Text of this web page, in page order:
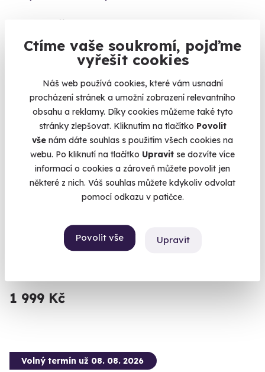
Ctíme vaše soukromí, pojďme
vyřešit cookies
Náš web používá cookies, které vám usnadní
procházení stránek a umožní zobrazení relevantního
obsahu a reklamy. Díky cookies můžeme také tyto
stránky zlepšovat. Kliknutím na tlačítko Povolit
vše nám dáte souhlas s použitím všech cookies na
webu. Po kliknutí na tlačítko Upravit se dozvíte více
informací o cookies a zároveň můžete povolit jen
některé z nich. Váš souhlas můžete kdykoliv odvolat
pomocí odkazu v patičce.
Povolit vše Upravit
3 999 Kč
9.4
Volný termín už 12. 08. 2026
Zážitková střelba: Speciální jednotky - 10
Vystřílejte 80 nábojů jako člen elitní jednotky URNA.
1 999 Kč
Volný termín už 08. 08. 2026